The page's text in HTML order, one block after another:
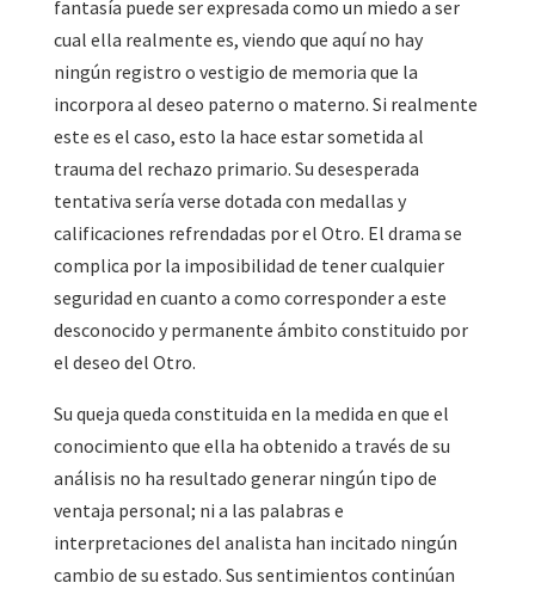
fantasía puede ser expresada como un miedo a ser
cual ella realmente es, viendo que aquí no hay
ningún registro o vestigio de memoria que la
incorpora al deseo paterno o materno. Si realmente
este es el caso, esto la hace estar sometida al
trauma del rechazo primario. Su desesperada
tentativa sería verse dotada con medallas y
calificaciones refrendadas por el Otro. El drama se
complica por la imposibilidad de tener cualquier
seguridad en cuanto a como corresponder a este
desconocido y permanente ámbito constituido por
el deseo del Otro.
Su queja queda constituida en la medida en que el
conocimiento que ella ha obtenido a través de su
análisis no ha resultado generar ningún tipo de
ventaja personal; ni a las palabras e
interpretaciones del analista han incitado ningún
cambio de su estado. Sus sentimientos continúan